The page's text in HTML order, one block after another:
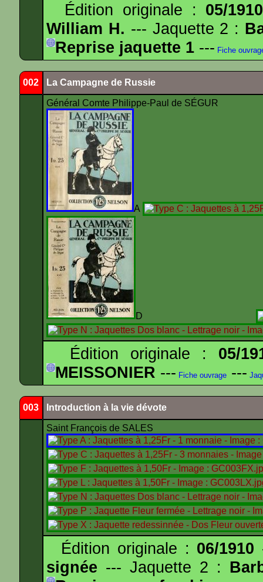
Édition originale : 05/1910
William H. --- Jaquette 2 :
Reprise jaquette 1 --- Fiche
002 La Campagne de Russie
Général Comte Philippe-Paul de SÉGUR
A
D
Édition originale : 05/
MEISSONIER --- Fiche ouvrage ---
003 Introduction à la vie dévote
Saint François de SALES
Édition originale : 06/1910
signée --- Jaquette 2 :